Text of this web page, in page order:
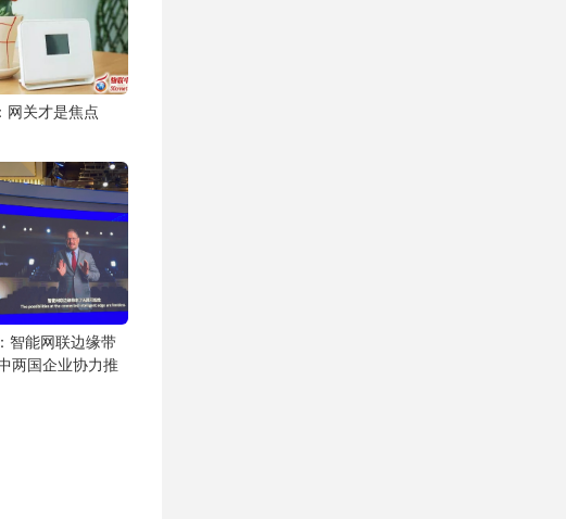
网关才是焦点
智能网联边缘带
两国企业协力推